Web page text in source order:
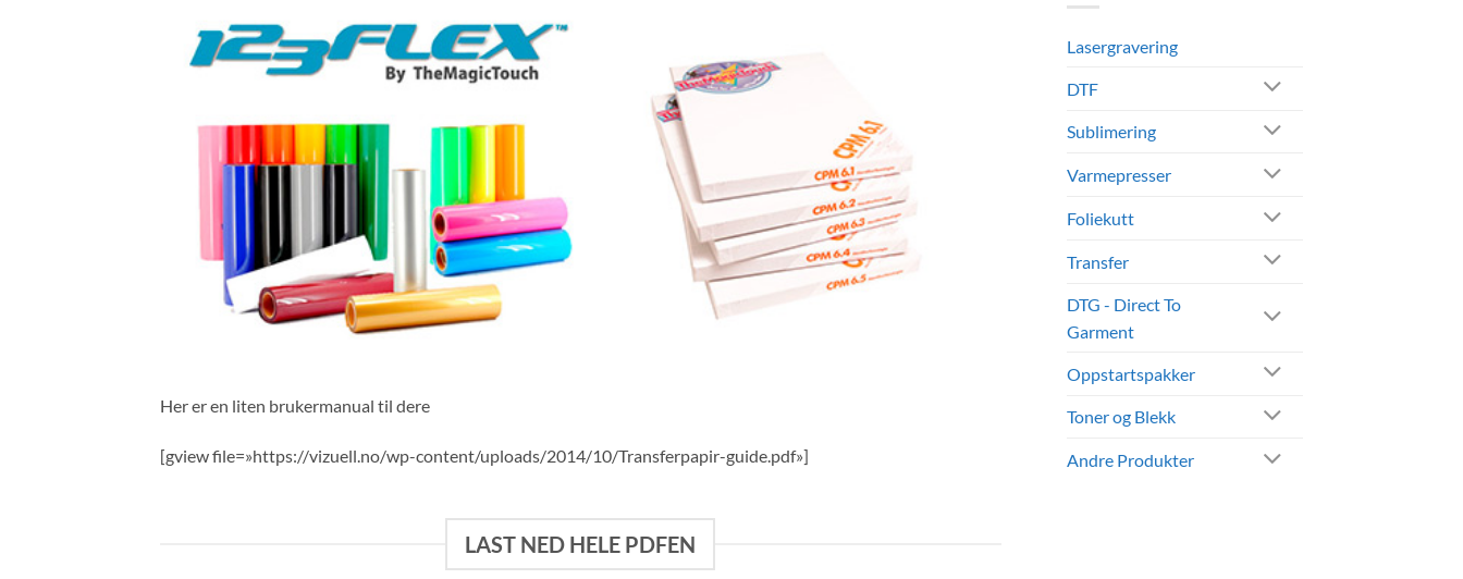
Her er en liten brukermanual til dere
[gview file=»https://vizuell.no/wp-content/uploads/2014/10/Transferpapir-guide.pdf»]
LAST NED HELE PDFEN
Sawgrass-
Lasergravering
DTF
Sublimering
Varmepresser
Foliekutt
Transfer
DTG - Direct To
Garment
Oppstartspakker
Toner og Blekk
Andre Produkter